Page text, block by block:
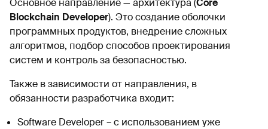
Основное направление — архитектура (Core
Blockchain Developer). Это создание оболочки
программных продуктов, внедрение сложных
алгоритмов, подбор способов проектирования
систем и контроль за безопасностью.
Также в зависимости от направления, в
обязанности разработчика входит:
Software Developer – с использованием уже